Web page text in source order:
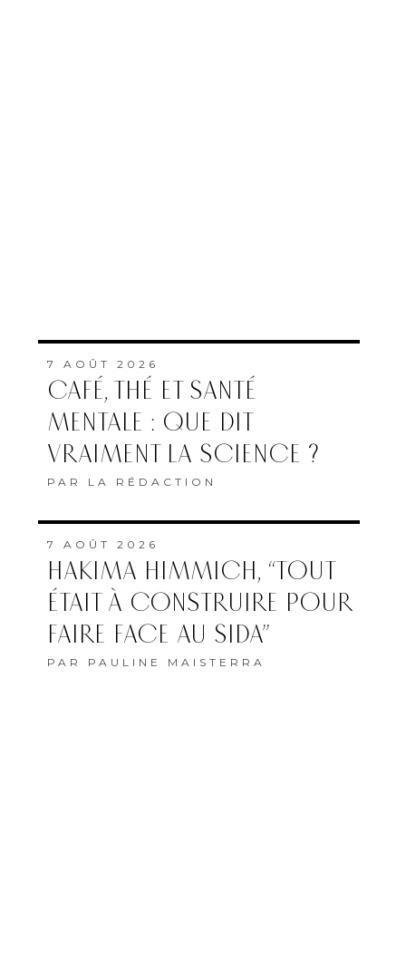
7 AOÛT 2026
CAFÉ, THÉ ET SANTÉ
MENTALE : QUE DIT
VRAIMENT LA SCIENCE ?
PAR LA RÉDACTION
7 AOÛT 2026
HAKIMA HIMMICH, “TOUT
ÉTAIT À CONSTRUIRE POUR
FAIRE FACE AU SIDA”
PAR PAULINE MAISTERRA